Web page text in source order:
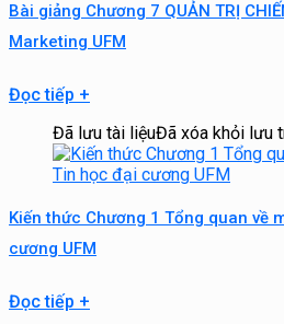
Bài giảng Chương 7 QUẢN TRỊ
Marketing UFM
Đọc tiếp +
Đã lưu tài liệuĐã xóa khỏi lưu
Kiến thức Chương 1 Tổng quan về
cương UFM
Đọc tiếp +